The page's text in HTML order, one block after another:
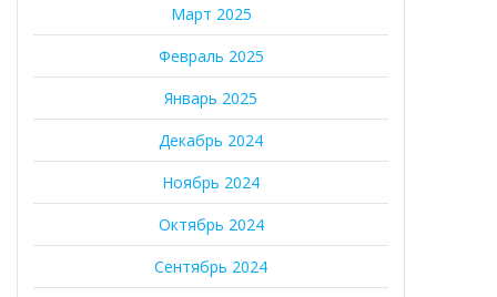
Март 2025
Февраль 2025
Январь 2025
Декабрь 2024
Ноябрь 2024
Октябрь 2024
Сентябрь 2024